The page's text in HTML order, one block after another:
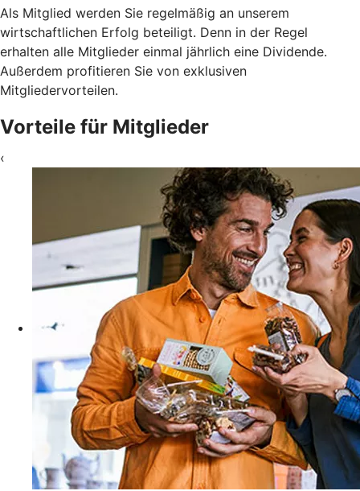
Als Mitglied werden Sie regelmäßig an unserem
wirtschaftlichen Erfolg beteiligt. Denn in der Regel
erhalten alle Mitglieder einmal jährlich eine Dividende.
Außerdem profitieren Sie von exklusiven
Mitgliedervorteilen.
Vorteile für Mitglieder
‹